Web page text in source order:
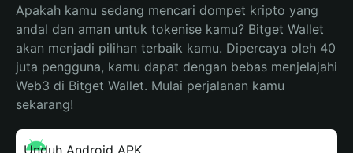
Apakah kamu sedang mencari dompet kripto yang
andal dan aman untuk tokenise kamu? Bitget Wallet
akan menjadi pilihan terbaik kamu. Dipercaya oleh 40
juta pengguna, kamu dapat dengan bebas menjelajahi
Web3 di Bitget Wallet. Mulai perjalanan kamu
sekarang!
Unduh Android APK